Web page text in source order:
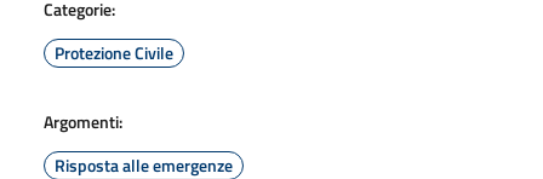
Categorie:
Protezione Civile
Argomenti:
Risposta alle emergenze